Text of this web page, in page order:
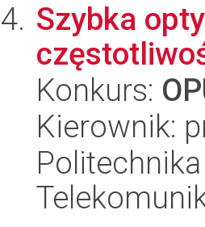
Szybka
Konkurs:
Kierownik: